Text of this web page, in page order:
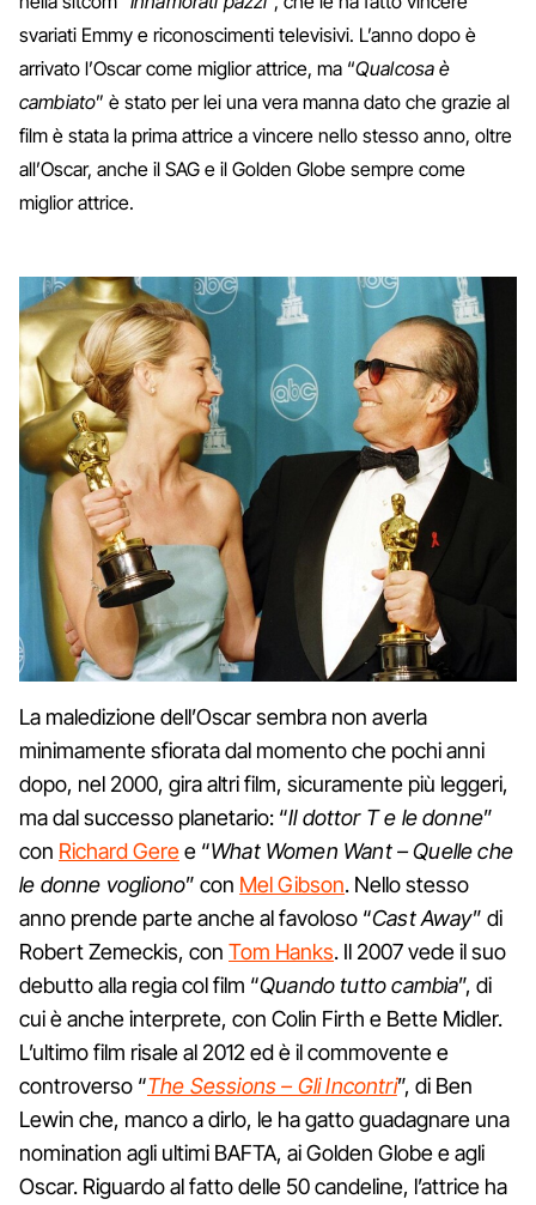
svariati Emmy e riconoscimenti televisivi. L’anno dopo è
arrivato l’Oscar come miglior attrice, ma “Qualcosa è
cambiato” è stato per lei una vera manna dato che grazie al
film è stata la prima attrice a vincere nello stesso anno, oltre
all’Oscar, anche il SAG e il Golden Globe sempre come
miglior attrice.
La maledizione dell’Oscar sembra non averla
minimamente sfiorata dal momento che pochi anni
dopo, nel 2000, gira altri film, sicuramente più leggeri,
ma dal successo planetario: “Il dottor T e le donne”
con Richard Geree “What Women Want – Quelle che
le donne vogliono” con Mel Gibson. Nello stesso
anno prende parte anche al favoloso “Cast Away” di
Robert Zemeckis, con Tom Hanks. Il 2007 vede il suo
debutto alla regia col film “Quando tutto cambia”, di
cui è anche interprete, con Colin Firth e Bette Midler.
L’ultimo film risale al 2012 ed è il commovente e
controverso “The Sessions – Gli Incontri”, di Ben
Lewin che, manco a dirlo, le ha gatto guadagnare una
nomination agli ultimi BAFTA, ai Golden Globe e agli
Oscar. Riguardo al fatto delle 50 candeline, l’attrice ha